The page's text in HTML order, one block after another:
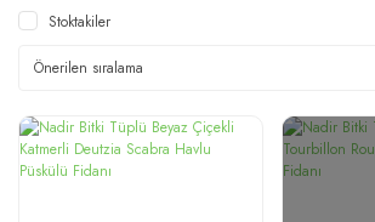
Stoktakiler